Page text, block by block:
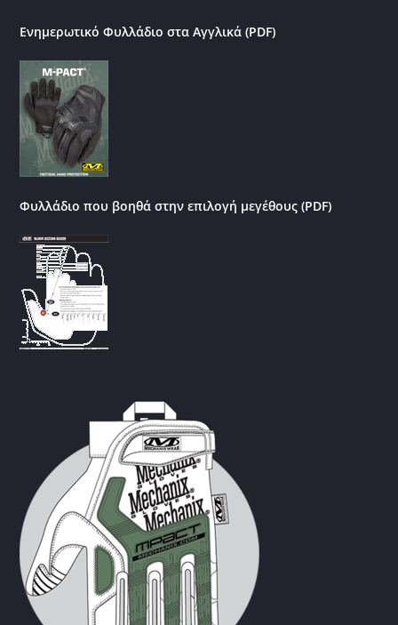
Ενημερωτικό Φυλλάδιο στα Αγγλικά (PDF)
Φυλλάδιο που βοηθά στην επιλογή μεγέθους (PDF)